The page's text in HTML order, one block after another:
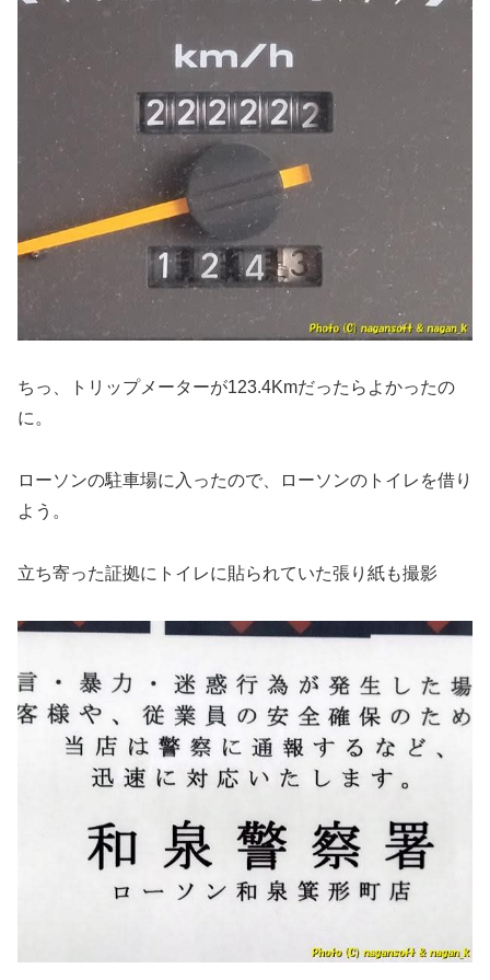
ちっ、トリップメーターが123.4Kmだったらよかったの
に。
ローソンの駐車場に入ったので、ローソンのトイレを借り
よう。
立ち寄った証拠にトイレに貼られていた張り紙も撮影